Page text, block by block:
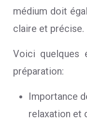
médium doit
claire et précise.
Voici quelques
préparation:
Importance
relaxation et